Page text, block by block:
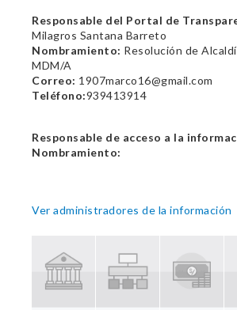
Responsable del Portal de
Milagros Santana Barreto
Nombramiento: Resolución de
MDM/A
Correo: 1907marco16@gmail.com
Teléfono:939413914
Responsable de acceso a la
Nombramiento:
Ver administradores de la información